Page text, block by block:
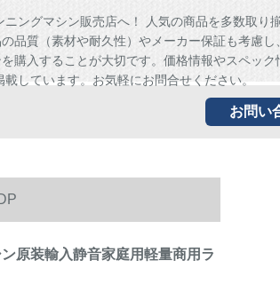
ングマシン販売店へ！ 人気の商品を多数取り
品質（素材や耐久性）やメーカー保証も考慮し
購入することが大切です。価格情報やスペック
しています。お気軽にお問合せください。
お問い
原装輸入静音家庭用軽量商用ラ